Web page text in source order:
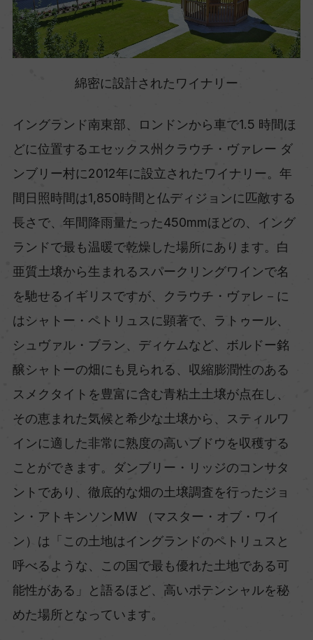
綿密に設計されたワイナリー
イングランド南東部、ロンドンから車で1.5 時間ほ
どに位置するエセックス州クラウチ・ヴァレー ダ
ンブリー村に2012年に設立されたワイナリー。年
間日照時間は1,850時間と仏ディジョンに匹敵する
長さで、年間降雨量たった450mmほどの、イング
ランドで最も温暖で乾燥した場所にあります。白
亜質土壌から生まれるスパークリングワインで名
を馳せるイギリスですが、クラウチ・ヴァレ－に
はシャトー・ペトリュスに顕著で、ラトゥール、
シュヴァル・ブラン、ディケムなど、ボルドー銘
醸シャトーの畑にも見られる、収縮膨潤性のある
スメクタイトを豊富に含む青粘土土壌が点在し、
その恵まれた気候と希少な土壌から、スティルワ
インに適した非常に熟度の高いブドウを収穫する
ことができます。ダンブリー・リッジのコンサタ
ントであり、徹底的な畑の土壌調査を行ったジョ
ン・アトキンソンMW （マスター・オブ・ワイ
ン）は「この土地はイングランドのペトリュスと
呼べるような、この国で最も優れた土地である可
能性がある」と語るほど、高いポテンシャルを秘
めた場所となっています。